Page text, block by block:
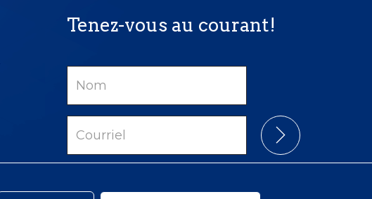
Tenez-vous au courant!
Nom
Courriel